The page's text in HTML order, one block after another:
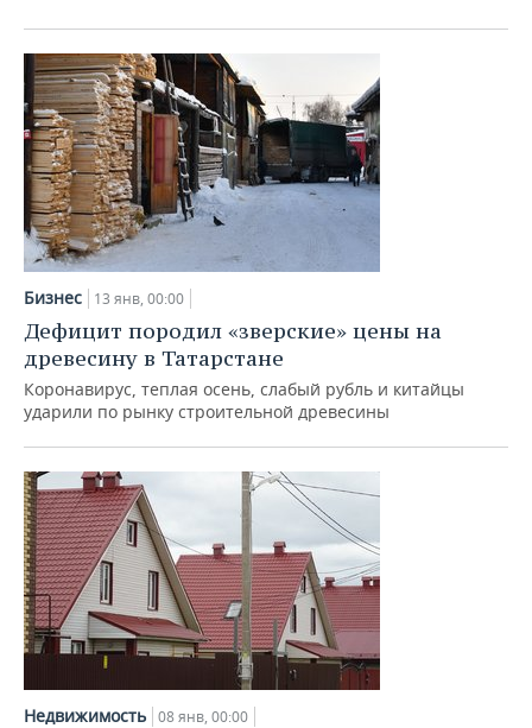
Бизнес 13 янв, 00:00
Дефицит породил «зверские» цены на
древесину в Татарстане
Коронавирус, теплая осень, слабый рубль и китайцы
ударили по рынку строительной древесины
Недвижимость 08 янв, 00:00